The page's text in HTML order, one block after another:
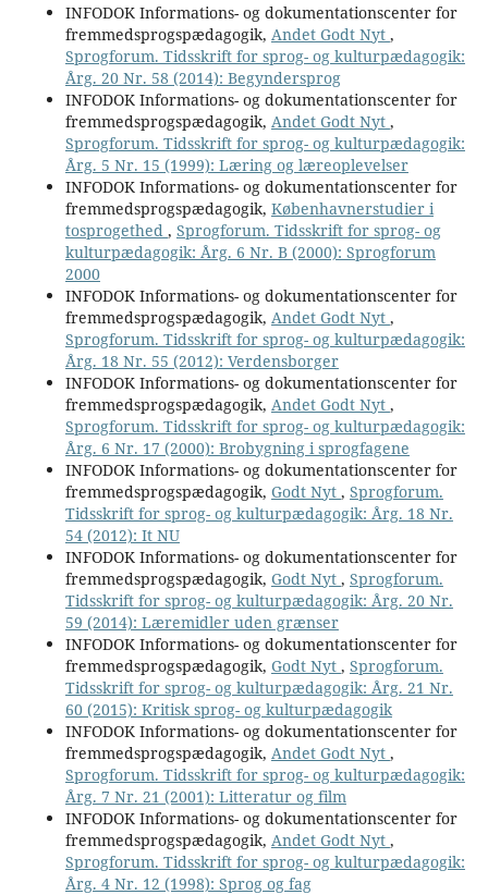
INFODOK Informations- og dokumentationscenter for
fremmedsprogspædagogik, Andet Godt Nyt ,
Sprogforum. Tidsskrift for sprog- og kulturpædagogik:
Årg. 20 Nr. 58 (2014): Begyndersprog
INFODOK Informations- og dokumentationscenter for
fremmedsprogspædagogik, Andet Godt Nyt ,
Sprogforum. Tidsskrift for sprog- og kulturpædagogik:
Årg. 5 Nr. 15 (1999): Læring og læreoplevelser
INFODOK Informations- og dokumentationscenter for
fremmedsprogspædagogik, Københavnerstudier i
tosprogethed , Sprogforum. Tidsskrift for sprog- og
kulturpædagogik: Årg. 6 Nr. B (2000): Sprogforum
2000
INFODOK Informations- og dokumentationscenter for
fremmedsprogspædagogik, Andet Godt Nyt ,
Sprogforum. Tidsskrift for sprog- og kulturpædagogik:
Årg. 18 Nr. 55 (2012): Verdensborger
INFODOK Informations- og dokumentationscenter for
fremmedsprogspædagogik, Andet Godt Nyt ,
Sprogforum. Tidsskrift for sprog- og kulturpædagogik:
Årg. 6 Nr. 17 (2000): Brobygning i sprogfagene
INFODOK Informations- og dokumentationscenter for
fremmedsprogspædagogik, Godt Nyt , Sprogforum.
Tidsskrift for sprog- og kulturpædagogik: Årg. 18 Nr.
54 (2012): It NU
INFODOK Informations- og dokumentationscenter for
fremmedsprogspædagogik, Godt Nyt , Sprogforum.
Tidsskrift for sprog- og kulturpædagogik: Årg. 20 Nr.
59 (2014): Læremidler uden grænser
INFODOK Informations- og dokumentationscenter for
fremmedsprogspædagogik, Godt Nyt , Sprogforum.
Tidsskrift for sprog- og kulturpædagogik: Årg. 21 Nr.
60 (2015): Kritisk sprog- og kulturpædagogik
INFODOK Informations- og dokumentationscenter for
fremmedsprogspædagogik, Andet Godt Nyt ,
Sprogforum. Tidsskrift for sprog- og kulturpædagogik:
Årg. 7 Nr. 21 (2001): Litteratur og film
INFODOK Informations- og dokumentationscenter for
fremmedsprogspædagogik, Andet Godt Nyt ,
Sprogforum. Tidsskrift for sprog- og kulturpædagogik:
Årg. 4 Nr. 12 (1998): Sprog og fag